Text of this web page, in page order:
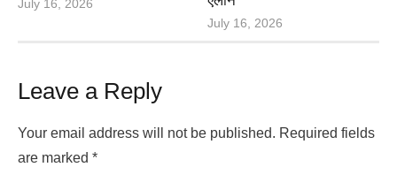
July 16, 2026
July 16, 2026
Leave a Reply
Your email address will not be published. Required fields
are marked *